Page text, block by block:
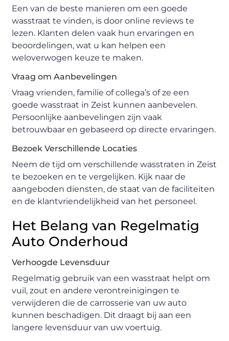
Een van de beste manieren om een goede
wasstraat te vinden, is door online reviews te
lezen. Klanten delen vaak hun ervaringen en
beoordelingen, wat u kan helpen een
weloverwogen keuze te maken.
Vraag om Aanbevelingen
Vraag vrienden, familie of collega’s of ze een
goede wasstraat in Zeist kunnen aanbevelen.
Persoonlijke aanbevelingen zijn vaak
betrouwbaar en gebaseerd op directe ervaringen.
Bezoek Verschillende Locaties
Neem de tijd om verschillende wasstraten in Zeist
te bezoeken en te vergelijken. Kijk naar de
aangeboden diensten, de staat van de faciliteiten
en de klantvriendelijkheid van het personeel.
Het Belang van Regelmatig
Auto Onderhoud
Verhoogde Levensduur
Regelmatig gebruik van een wasstraat helpt om
vuil, zout en andere verontreinigingen te
verwijderen die de carrosserie van uw auto
kunnen beschadigen. Dit draagt bij aan een
langere levensduur van uw voertuig.